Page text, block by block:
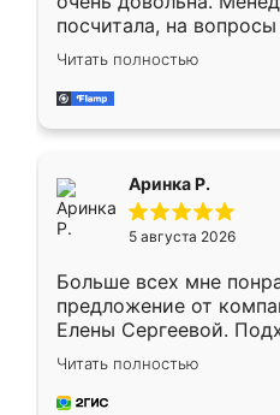
посчитала, на вопросы
Замерщик приехал в
делу со всей
за день, ребята
Читать полностью
Аринка Р.
5 августа 2026
Больше всех мне
предложение от
Елены Сергеевой.
короткие сроки
для замера сотрудник
предложил по моему
Читать полностью